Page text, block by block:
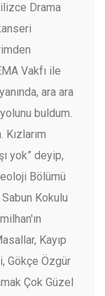
Drama
Vakfı ile
ara ara
buldum.
Kızlarım
yok” deyip,
Bölümü
Kokulu
Kayıp
Gökçe Özgür
Çok Güzel